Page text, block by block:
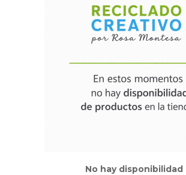
No hay disponibilidad